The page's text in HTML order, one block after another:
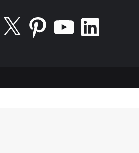
Pinterest LinkedIn